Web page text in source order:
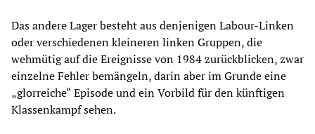
Das andere Lager besteht aus denjenigen Labour-Linken
oder verschiedenen kleineren linken Gruppen, die
wehmütig auf die Ereignisse von 1984 zurückblicken, zwar
einzelne Fehler bemängeln, darin aber im Grunde eine
„glorreiche“ Episode und ein Vorbild für den künftigen
Klassenkampf sehen.